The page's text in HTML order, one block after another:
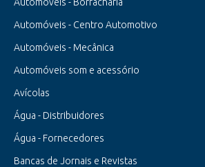
Automóveis - Centro Automotivo
Automóveis - Mecânica
Automóveis som e acessório
Avícolas
Água - Distribuidores
Água - Fornecedores
Bancas de Jornais e Revistas